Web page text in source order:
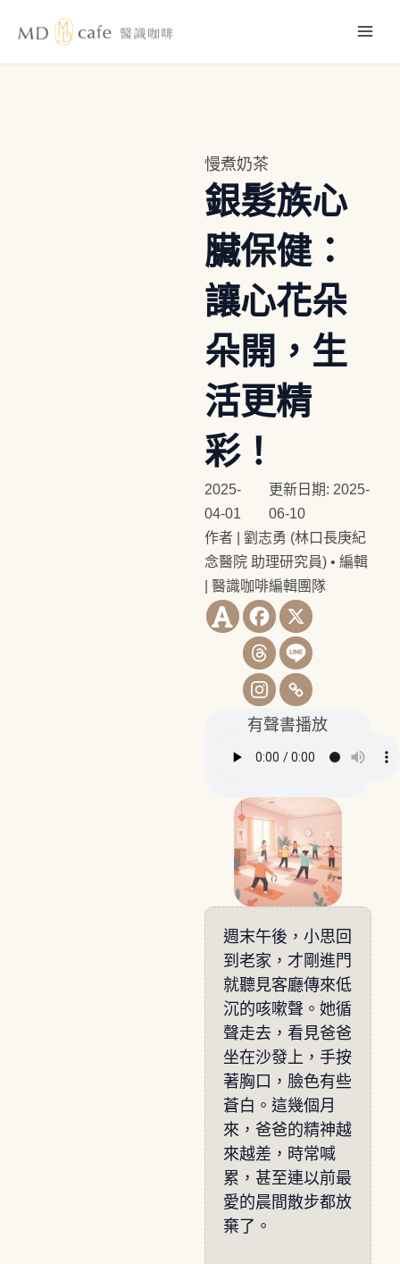
慢煮奶茶
銀髮族心
臟保健：
讓心花朵
朵開，生
活更精
彩！
2025-
04-01
更新日期: 2025-
06-10
作者 | 劉志勇 (林口長庚紀
念醫院 助理研究員)• 編輯
| 醫識咖啡編輯團隊
有聲書播放
週末午後，小思回
到老家，才剛進門
就聽見客廳傳來低
沉的咳嗽聲。她循
聲走去，看見爸爸
坐在沙發上，手按
著胸口，臉色有些
蒼白。這幾個月
來，爸爸的精神越
來越差，時常喊
累，甚至連以前最
愛的晨間散步都放
棄了。